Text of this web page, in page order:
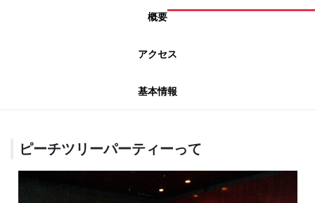
概要
アクセス
基本情報
ピーチツリーパーティーって